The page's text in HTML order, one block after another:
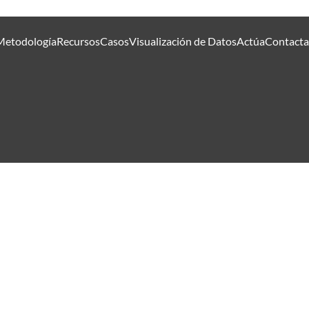
RecursosCasosVisualización de DatosActúaContacta